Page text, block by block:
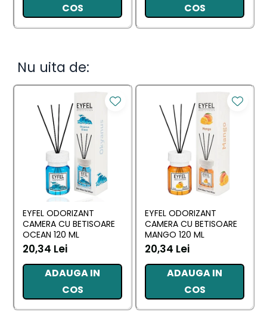
COS
COS
Nu uita de:
EYFEL ODORIZANT
CAMERA CU BETISOARE
OCEAN 120 ML
20,34 Lei
ADAUGA IN
COS
EYFEL ODORIZANT
CAMERA CU BETISOARE
MANGO 120 ML
20,34 Lei
ADAUGA IN
COS